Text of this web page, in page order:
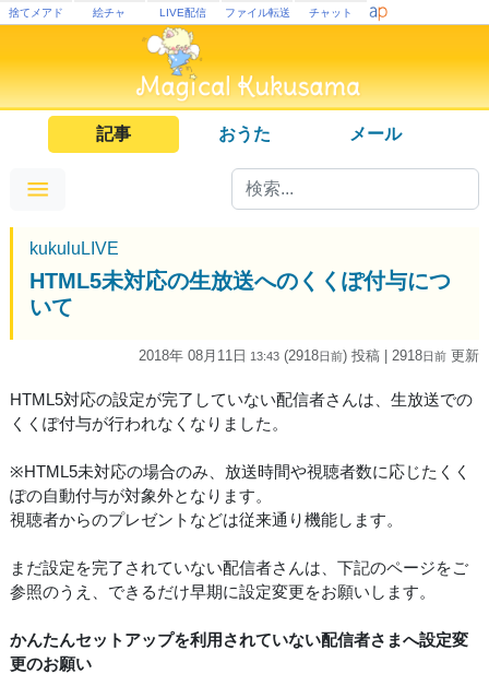
捨てメアド 絵チャ LIVE配信 ファイル転送 チャット
記事 おうた メール
kukuluLIVE
HTML5未対応の生放送へのくくぽ付与につ
いて
2018年 08月11日 13:43 (2918日前) 投稿 | 2918日前 更新
HTML5対応の設定が完了していない配信者さんは、生放送での
くくぽ付与が行われなくなりました。
※HTML5未対応の場合のみ、放送時間や視聴者数に応じたくく
ぽの自動付与が対象外となります。
視聴者からのプレゼントなどは従来通り機能します。
まだ設定を完了されていない配信者さんは、下記のページをご
参照のうえ、できるだけ早期に設定変更をお願いします。
かんたんセットアップを利用されていない配信者さまへ設定変
更のお願い